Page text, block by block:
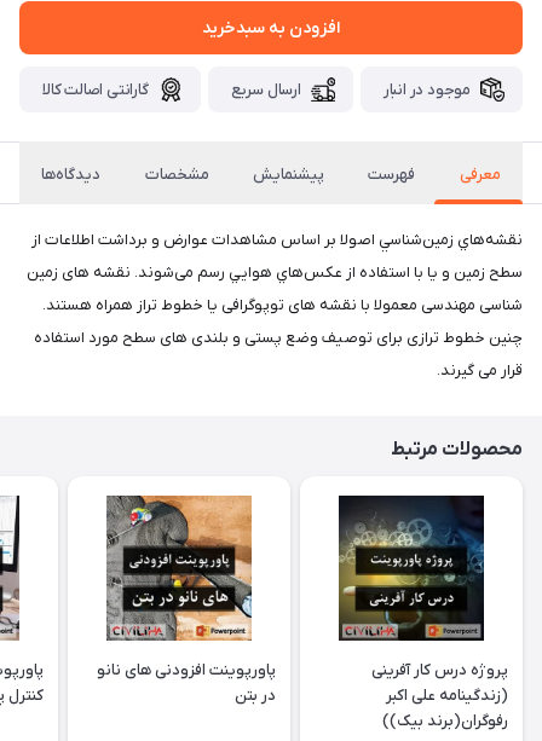
افزودن به سبدخرید
موجود در انبار ارسال سریع گارانتی اصالت کالا
معرفی فهرست پیشنمایش مشخصات دیدگاه‌ها
نقشه‌هاي زمين‌شناسي اصولا بر اساس مشاهدات عوارض و برداشت اطلاعات از
سطح زمين و يا با استفاده از عکس‌هاي هوايي رسم می‌شوند. نقشه های زمین
شناسی مهندسی معمولا با نقشه های توپوگرافی یا خطوط تراز همراه هستند.
چنین خطوط ترازی برای توصیف وضع پستی و بلندی های سطح مورد استفاده
قرار می گیرند.
محصولات مرتبط
پروژه درس کار آفرینی
(زندگینامه علی اکبر
رفوگران(برند بیک))
پاورپوینت افزودنی های نانو
در بتن
کنترل